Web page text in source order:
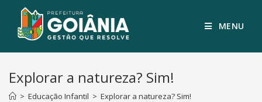
MENU
Explorar a natureza? Sim!
> Educação Infantil > Explorar a natureza? Sim!